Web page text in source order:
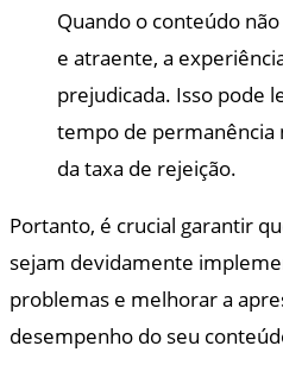
Quando o conteúdo
e atraente, a
prejudicada. Isso pode
tempo de permanência
da taxa de rejeição.
Portanto, é crucial garantir
sejam devidamente
problemas e melhorar a
desempenho do seu